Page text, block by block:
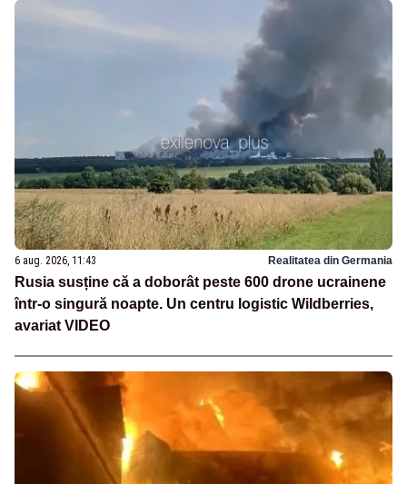
6 aug. 2026, 11:43 Realitatea din Germania
Rusia susține că a doborât peste 600 drone ucrainene
într-o singură noapte. Un centru logistic Wildberries,
avariat VIDEO